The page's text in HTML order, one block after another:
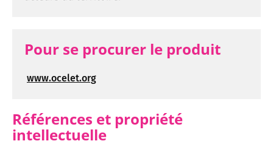
Pour se procurer le produit
www.ocelet.org
Références et propriété
intellectuelle